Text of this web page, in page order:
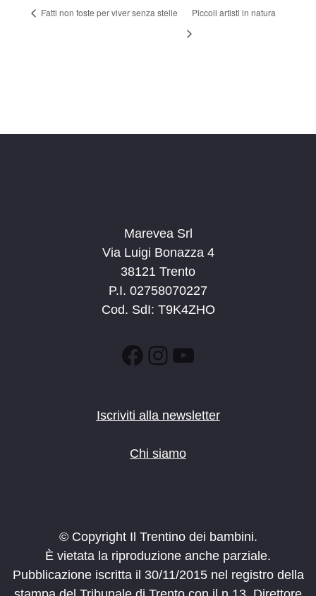
Fatti non foste per viver senza stelle Piccoli artisti in natura
Marevea Srl
Via Luigi Bonazza 4
38121 Trento
P.I. 02758070227
Cod. SdI: T9K4ZHO
Facebook
Instagram
YouTube
Iscriviti alla newsletter
Chi siamo
© Copyright Il Trentino dei bambini.
È vietata la riproduzione anche parziale.
Pubblicazione iscritta il 30/11/2015 nel registro della